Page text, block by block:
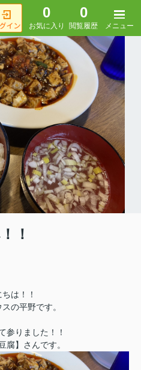
0
お気に入り
0
閲覧履歴 メニュー
！
は！！
の平野です。
参りました！！
腐】さんです。